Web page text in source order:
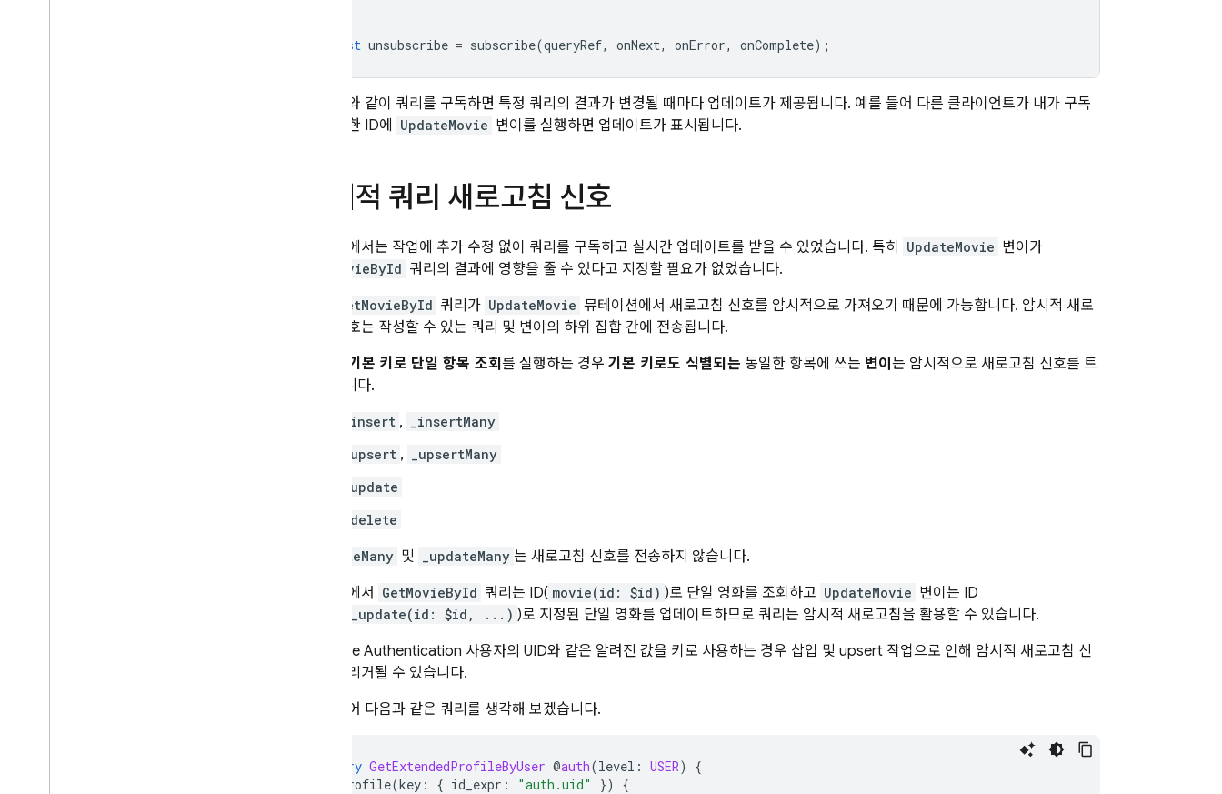
const unsubscribe = subscribe(queryRef, onNext, onError, onComplete);
앞의 예와 같이 쿼리를 구독하면 특정 쿼리의 결과가 변경될 때마다 업데이트가 제공됩니다. 예를 들어 다른 클라이언트가 내가 구독
한 동일한 ID에
UpdateMovie 변이를 실행하면 업데이트가 표시됩니다.
암시적 쿼리 새로고침 신호
위의 예에서는 작업에 추가 수정 없이 쿼리를 구독하고 실시간 업데이트를 받을 수 있었습니다. 특히 UpdateMovie 변이가
GetMovieById 쿼리의 결과에 영향을 줄 수 있다고 지정할 필요가 없었습니다.
GetMovieById 쿼리가 UpdateMovie 뮤테이션에서 새로고침 신호를 암시적으로 가져오기 때문에 가능합니다. 암시적 새로
고침 신호는 작성할 수 있는 쿼리 및 변이의 하위 집합 간에 전송됩니다.
기본 키로 단일 항목 조회 를 실행하는 경우 기본 키로도 식별되는 동일한 항목에 쓰는 변이는 암시적으로 새로고침 신호를 트
리거합니다.
_insert ,
_insertMany
_upsert ,
_upsertMany
_update
_delete
_deleteMany 및 _updateMany 는 새로고침 신호를 전송하지 않습니다.
이전 예에서
GetMovieById 쿼리는 ID( movie(id: $id) )로 단일 영화를 조회하고 UpdateMovie 변이는 ID
movie_update(id: $id, ...) )로 지정된 단일 영화를 업데이트하므로 쿼리는 암시적 새로고침을 활용할 수 있습니다.
Firebase Authentication 사용자의 UID와 같은 알려진 값을 키로 사용하는 경우 삽입 및 upsert 작업으로 인해 암시적 새로고침 신
호가 트리거될 수 있습니다.
예를 들어 다음과 같은 쿼리를 생각해 보겠습니다.
query GetExtendedProfileByUser @auth(level : USER)
{
profile(key : { id_expr : "auth.uid" }) {